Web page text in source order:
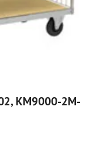
KM9000-2M-